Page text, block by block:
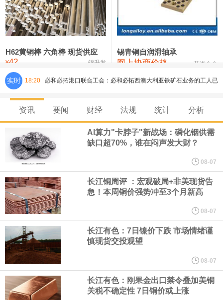
铸造铝合金锭(ZLD104) 24,300—24,500 24,400
压铸锌合金锭 26,500—26,700
氯化镍 38,300—40,300 39,300 0
H62黄铜棒 六角棒 现货供应
¥42 锦升发
锡青铜自润滑轴承
网上协商价格 芜湖合金
实时 18:20 必和必拓港口联合工会：必和必拓西澳大利亚铁矿石业务的工人已
通知，将于8月9日实施24小时停工。
8月7日，宇树科技董事长王兴兴网上路演时表示，报告期内，公司
研发费用金额分别为4,995.18万元、7,001.70万元、14,496.56万
元，最近3年复合增长率达70.36%，呈快速增长趋势，并形成多项
核心技术和知识产权。截至2026年1月31日，公司拥有262项专利权
（含境内发明专利20项）。
纽约期银日内涨4%，现报64.08美元/盎司。
宇树科技董事长、总经理兼首席技术官王兴兴在网上路演时表示，
资讯 要闻 财经 法规 统计 分析
AI算力"卡脖子"新战场：磷化铟供需
缺口超70%，谁在闷声发大财？
08-07
长江铜周评 ：宏观破局+非美现货告
急！本周铜价强势冲至3个月新高
08-07
长江有色：7日镍价下跌 市场情绪谨
慎现货交投观望
08-07
长江有色：刚果金出口禁令叠加美铜
关税不确定性 7日铜价或上涨